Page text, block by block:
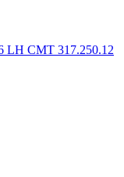
LH CMT 317.250.12